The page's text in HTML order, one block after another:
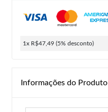
1x R$47,49 (5% desconto)
Informações do Produto